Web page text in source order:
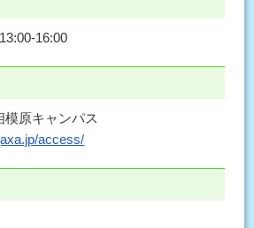
16:00
模原キャンパス
access/